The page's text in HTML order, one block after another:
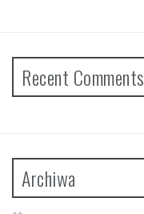
Recent Comments
Archiwa